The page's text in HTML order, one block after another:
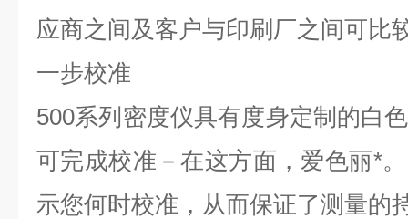
应商之间及客户与印刷厂之间可比
一步校准
500系列密度仪具有度身定制的白
可完成校准－在这方面，爱色丽*
示您何时校准，从而保证了测量的